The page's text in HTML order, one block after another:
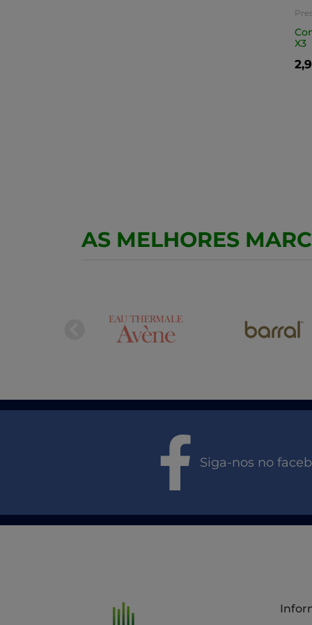
X3
AS MELHORES
Siga-nos no